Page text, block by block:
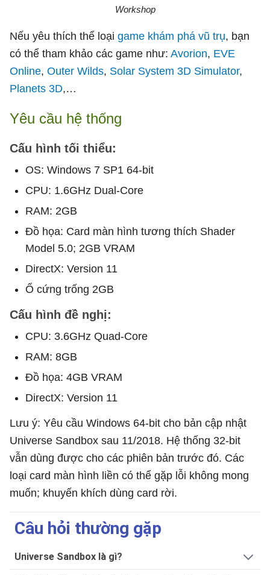
Workshop
Nếu yêu thích thể loại game khám phá vũ trụ, bạn
có thể tham khảo các game như: Avorion, EVE
Online, Outer Wilds, Solar System 3D Simulator,
Planets 3D,…
Yêu cầu hệ thống
Cấu hình tối thiểu:
OS: Windows 7 SP1 64-bit
CPU: 1.6GHz Dual-Core
RAM: 2GB
Đồ họa: Card màn hình tương thích Shader
Model 5.0; 2GB VRAM
DirectX: Version 11
Ổ cứng trống 2GB
Cấu hình đề nghị:
CPU: 3.6GHz Quad-Core
RAM: 8GB
Đồ họa: 4GB VRAM
DirectX: Version 11
Lưu ý: Yêu cầu Windows 64-bit cho bản cập nhật
Universe Sandbox sau 11/2018. Hệ thống 32-bit
vẫn dùng được cho các phiên bản trước đó. Các
loại card màn hình liền có thể gặp lỗi không mong
muốn; khuyến khích dùng card rời.
Câu hỏi thường gặp
Universe Sandbox là gì?